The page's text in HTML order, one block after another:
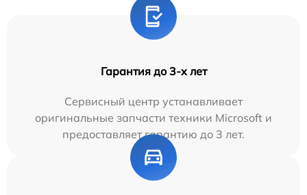
Гарантия до 3-х лет
Сервисный центр устанавливает
оригинальные запчасти техники Microsoft и
предоставляет гарантию до 3 лет.